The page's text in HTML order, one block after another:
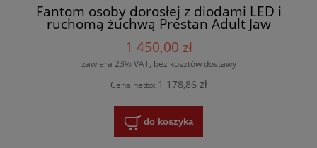
Fantom osoby dorosłej z diodami LED i
ruchomą żuchwą Prestan Adult Jaw
Thrust
1 450,00 zł
zawiera 23% VAT, bez kosztów dostawy
Cena netto: 1 178,86 zł
do koszyka